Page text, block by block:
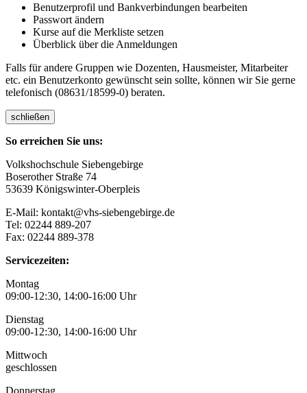
Benutzerprofil und Bankverbindungen bearbeiten
Passwort ändern
Kurse auf die Merkliste setzen
Überblick über die Anmeldungen
Falls für andere Gruppen wie Dozenten, Hausmeister, Mitarbeiter
etc. ein Benutzerkonto gewünscht sein sollte, können wir Sie gerne
telefonisch (08631/18599-0) beraten.
schließen
So erreichen Sie uns:
Volkshochschule Siebengebirge
Boserother Straße 74
53639 Königswinter-Oberpleis
E-Mail: kontakt@vhs-siebengebirge.de
Tel: 02244 889-207
Fax: 02244 889-378
Servicezeiten:
Montag
09:00-12:30, 14:00-16:00 Uhr
Dienstag
09:00-12:30, 14:00-16:00 Uhr
Mittwoch
geschlossen
Donnerstag